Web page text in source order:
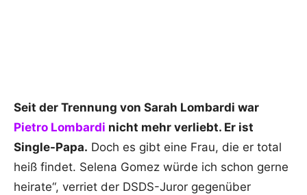
Seit der Trennung von Sarah Lombardi war
Pietro Lombardi nicht mehr verliebt. Er ist
Single-Papa. Doch es gibt eine Frau, die er total
heiß findet. Selena Gomez würde ich schon gerne
heirate“, verriet der DSDS-Juror gegenüber